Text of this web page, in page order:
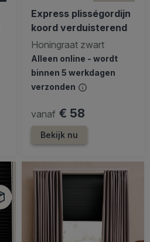
Express plisségordijn
koord verduisterend
Honingraat zwart
Alleen online - wordt
binnen 5 werkdagen
verzonden
vanaf € 58
Bekijk nu